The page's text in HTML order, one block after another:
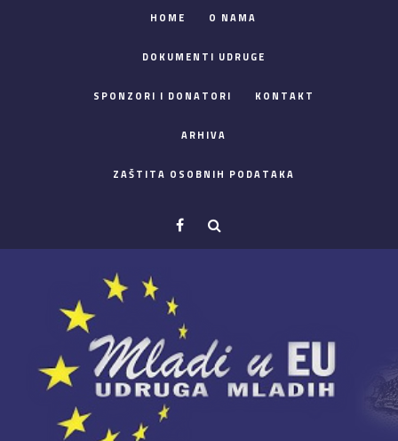
HOME O NAMA
DOKUMENTI UDRUGE
SPONZORI I DONATORI KONTAKT
ARHIVA
ZAŠTITA OSOBNIH PODATAKA